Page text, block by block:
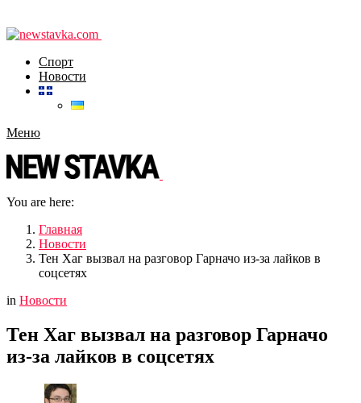
Спорт
Новости
Меню
You are here:
Главная
Новости
Тен Хаг вызвал на разговор Гарначо из-за лайков в
соцсетях
in Новости
Тен Хаг вызвал на разговор Гарначо
из-за лайков в соцсетях